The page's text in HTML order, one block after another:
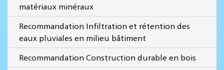
matériaux minéraux
Recommandation Infiltration et rétention des
eaux pluviales en milieu bâtiment
Recommandation Construction durable en bois